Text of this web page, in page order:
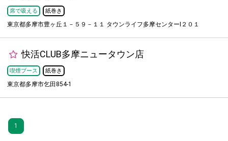
席で吸える 紙巻き
東京都多摩市豊ヶ丘１－５９－１１ タウンライフ多摩センターⅠ２０１
快活CLUB多摩ニュータウン店
喫煙ブース 紙巻き
東京都多摩市乞田854-1
1